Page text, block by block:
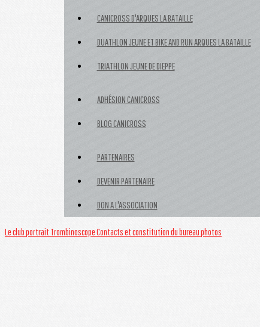
CANICROSS D'ARQUES LA BATAILLE
DUATHLON JEUNE ET BIKE AND RUN ARQUES LA BATAILLE
TRIATHLON JEUNE DE DIEPPE
ADHÉSION CANICROSS
BLOG CANICROSS
PARTENAIRES
DEVENIR PARTENAIRE
DON A L'ASSOCIATION
Le clubportrait TrombinoscopeContacts et constitution du bureauphotos